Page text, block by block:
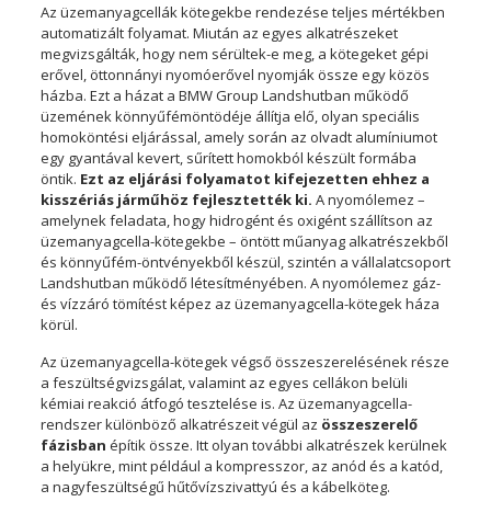
Az üzemanyagcellák kötegekbe rendezése teljes mértékben
automatizált folyamat. Miután az egyes alkatrészeket
megvizsgálták, hogy nem sérültek-e meg, a kötegeket gépi
erővel, öttonnányi nyomóerővel nyomják össze egy közös
házba. Ezt a házat a BMW Group Landshutban működő
üzemének könnyűfémöntödéje állítja elő, olyan speciális
homoköntési eljárással, amely során az olvadt alumíniumot
egy gyantával kevert, sűrített homokból készült formába
öntik. Ezt az eljárási folyamatot kifejezetten ehhez a
kisszériás járműhöz fejlesztették ki. A nyomólemez –
amelynek feladata, hogy hidrogént és oxigént szállítson az
üzemanyagcella-kötegekbe – öntött műanyag alkatrészekből
és könnyűfém-öntvényekből készül, szintén a vállalatcsoport
Landshutban működő létesítményében. A nyomólemez gáz-
és vízzáró tömítést képez az üzemanyagcella-kötegek háza
körül.
Az üzemanyagcella-kötegek végső összeszerelésének része
a feszültségvizsgálat, valamint az egyes cellákon belüli
kémiai reakció átfogó tesztelése is. Az üzemanyagcella-
rendszer különböző alkatrészeit végül az összeszerelő
fázisban építik össze. Itt olyan további alkatrészek kerülnek
a helyükre, mint például a kompresszor, az anód és a katód,
a nagyfeszültségű hűtővízszivattyú és a kábelköteg.